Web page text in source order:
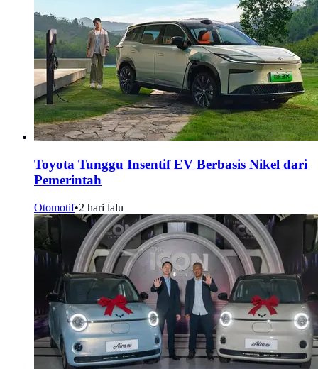
Toyota Tunggu Insentif EV Berbasis Nikel dari
Pemerintah
Otomotif•2 hari lalu